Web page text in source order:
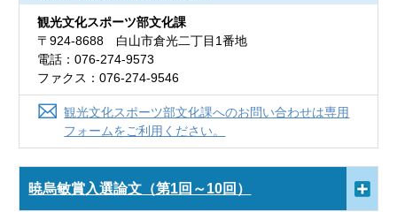
観光文化スポーツ部文化課
〒924-8688 白山市倉光二丁目1番地
電話：076-274-9573
ファクス：076-274-9546
観光文化スポーツ部文化課へのお問い合わせは専用
フォームをご利用ください。
暁烏敏賞入選論文（第1回～10回）